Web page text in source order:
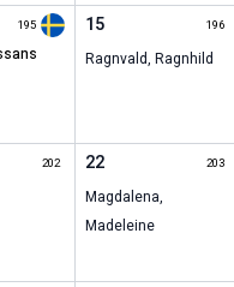
195 15 196
Ragnvald,Ragnhild
202 22 203
Magdalena,
Madeleine